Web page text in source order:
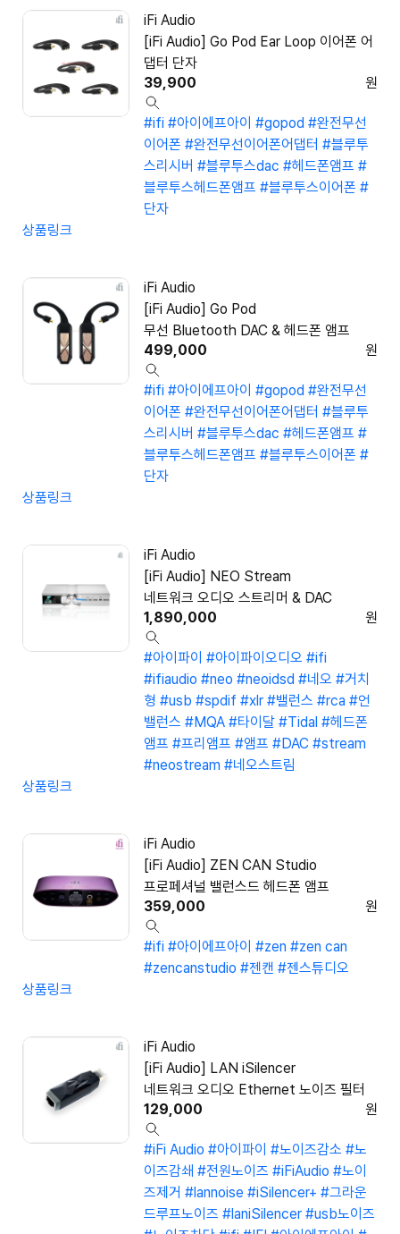
iFi Audio
[iFi Audio] Go Pod Ear Loop 이어폰 어
댑터 단자
39,900
원
#ifi #아이에프아이 #gopod #완전무선
이어폰 #완전무선이어폰어댑터 #블루투
스리시버 #블루투스dac #헤드폰앰프 #
블루투스헤드폰앰프 #블루투스이어폰 #
단자
상품링크
iFi Audio
[iFi Audio] Go Pod
무선 Bluetooth DAC & 헤드폰 앰프
499,000
원
#ifi #아이에프아이 #gopod #완전무선
이어폰 #완전무선이어폰어댑터 #블루투
스리시버 #블루투스dac #헤드폰앰프 #
블루투스헤드폰앰프 #블루투스이어폰 #
단자
상품링크
iFi Audio
[iFi Audio] NEO Stream
네트워크 오디오 스트리머 & DAC
1,890,000
원
#아이파이 #아이파이오디오 #ifi
#ifiaudio #neo #neoidsd #네오 #거치
형 #usb #spdif #xlr #밸런스 #rca #언
밸런스 #MQA #타이달 #Tidal #헤드폰
앰프 #프리앰프 #앰프 #DAC #stream
#neostream #네오스트림
상품링크
iFi Audio
[iFi Audio] ZEN CAN Studio
프로페셔널 밸런스드 헤드폰 앰프
359,000
원
#ifi #아이에프아이 #zen #zen can
#zencanstudio #젠캔 #젠스튜디오
상품링크
iFi Audio
[iFi Audio] LAN iSilencer
네트워크 오디오 Ethernet 노이즈 필터
129,000
원
#iFi Audio #아이파이 #노이즈감소 #노
이즈감쇄 #전원노이즈 #iFiAudio #노이
즈제거 #lannoise #iSilencer+ #그라운
드루프노이즈 #laniSilencer #usb노이즈